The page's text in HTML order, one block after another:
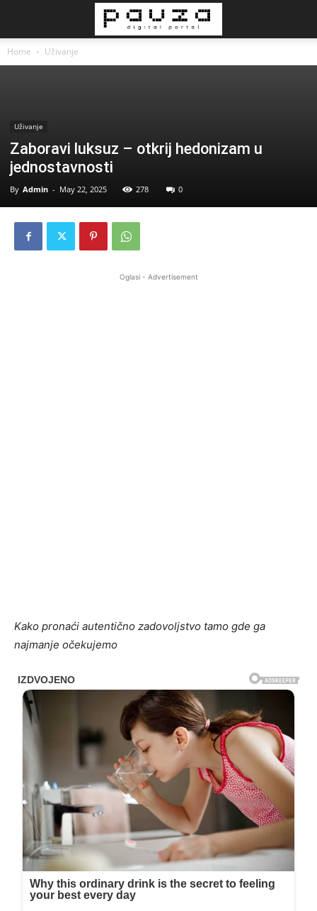
Home Uživanje
Uživanje
Zaboravi luksuz – otkrij hedonizam u
jednostavnosti
By Admin - May 22, 2025 278 0
Oglasi - Advertisement
Kako pronaći autentično zadovoljstvo tamo gde ga
najmanje očekujemo